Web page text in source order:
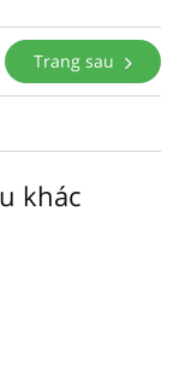
Trang sau
khác